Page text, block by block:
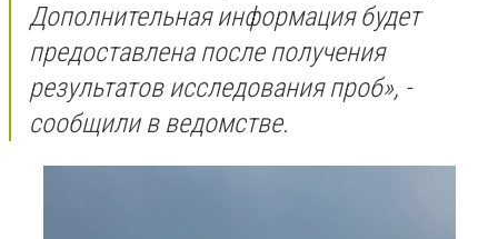
Дополнительная информация будет
предоставлена после получения
результатов исследования проб», -
сообщили в ведомстве.